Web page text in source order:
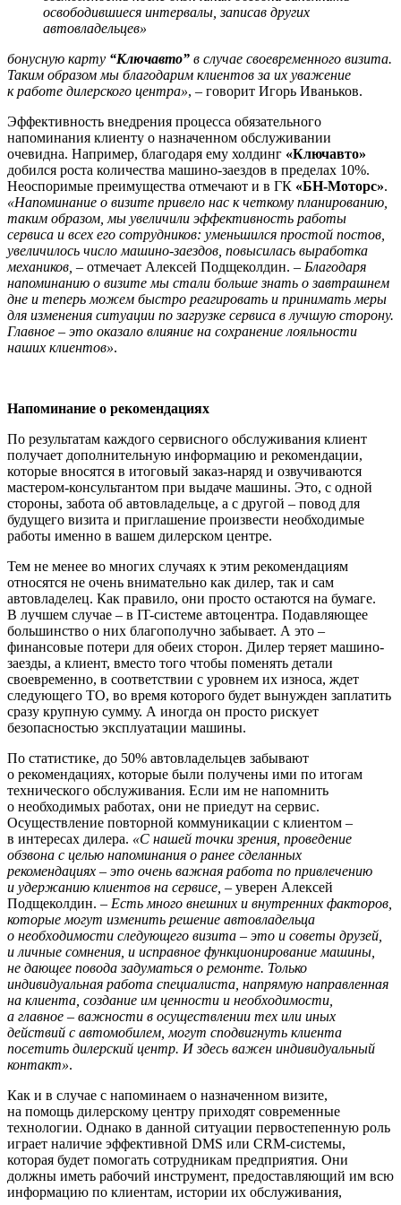
освободившиеся интервалы, записав других
автовладельцев»
бонусную карту “Ключавто” в случае своевременного визита.
Таким образом мы благодарим клиентов за их уважение
к работе дилерского центра», – говорит Игорь Иваньков.
Эффективность внедрения процесса обязательного
напоминания клиенту о назначенном обслуживании
очевидна. Например, благодаря ему холдинг «Ключавто»
добился роста количества машино-заездов в пределах 10%.
Неоспоримые преимущества отмечают и в ГК «БН-Моторс».
«Напоминание о визите привело нас к четкому планированию,
таким образом, мы увеличили эффективность работы
сервиса и всех его сотрудников: уменьшился простой постов,
увеличилось число машино-заездов, повысилась выработка
механиков, – отмечает Алексей Подщеколдин. – Благодаря
напоминанию о визите мы стали больше знать о завтрашнем
дне и теперь можем быстро реагировать и принимать меры
для изменения ситуации по загрузке сервиса в лучшую сторону.
Главное – это оказало влияние на сохранение лояльности
наших клиентов».
Напоминание о рекомендациях
По результатам каждого сервисного обслуживания клиент
получает дополнительную информацию и рекомендации,
которые вносятся в итоговый заказ-наряд и озвучиваются
мастером-консультантом при выдаче машины. Это, с одной
стороны, забота об автовладельце, а с другой – повод для
будущего визита и приглашение произвести необходимые
работы именно в вашем дилерском центре.
Тем не менее во многих случаях к этим рекомендациям
относятся не очень внимательно как дилер, так и сам
автовладелец. Как правило, они просто остаются на бумаге.
В лучшем случае – в IT-системе автоцентра. Подавляющее
большинство о них благополучно забывает. А это –
финансовые потери для обеих сторон. Дилер теряет машино-
заезды, а клиент, вместо того чтобы поменять детали
своевременно, в соответствии с уровнем их износа, ждет
следующего ТО, во время которого будет вынужден заплатить
сразу крупную сумму. А иногда он просто рискует
безопасностью эксплуатации машины.
По статистике, до 50% автовладельцев забывают
о рекомендациях, которые были получены ими по итогам
технического обслуживания. Если им не напомнить
о необходимых работах, они не приедут на сервис.
Осуществление повторной коммуникации с клиентом –
в интересах дилера. «С нашей точки зрения, проведение
обзвона с целью напоминания о ранее сделанных
рекомендациях – это очень важная работа по привлечению
и удержанию клиентов на сервисе, – уверен Алексей
Подщеколдин. – Есть много внешних и внутренних факторов,
которые могут изменить решение автовладельца
о необходимости следующего визита – это и советы друзей,
и личные сомнения, и исправное функционирование машины,
не дающее повода задуматься о ремонте. Только
индивидуальная работа специалиста, напрямую направленная
на клиента, создание им ценности и необходимости,
а главное – важности в осуществлении тех или иных
действий с автомобилем, могут сподвигнуть клиента
посетить дилерский центр. И здесь важен индивидуальный
контакт».
Как и в случае с напоминаем о назначенном визите,
на помощь дилерскому центру приходят современные
технологии. Однако в данной ситуации первостепенную роль
играет наличие эффективной DMS или CRM-системы,
которая будет помогать сотрудникам предприятия. Они
должны иметь рабочий инструмент, предоставляющий им всю
информацию по клиентам, истории их обслуживания,